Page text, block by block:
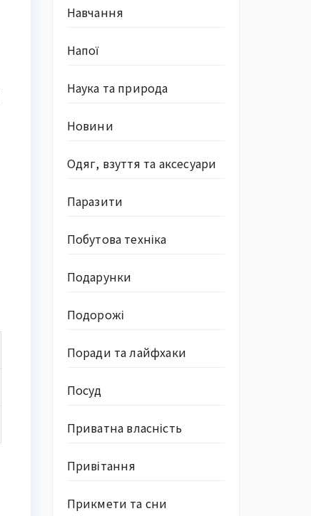
Навчання
Напої
Наука та природа
Новини
Одяг, взуття та аксесуари
Паразити
Побутова техніка
Подарунки
Подорожі
Поради та лайфхаки
Посуд
Приватна власність
Привітання
Прикмети та сни